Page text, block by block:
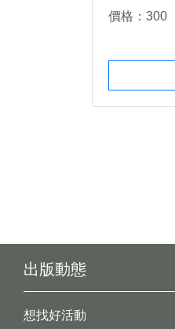
價格：300
出版動態
想找好活動